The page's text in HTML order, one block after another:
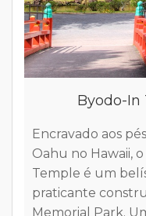
Kauai no
Kauai no
paisagens
oportunidade
exuberante ilha
a melhor e
comtemplar e
pedacinho
oportunidades
fizemos questão